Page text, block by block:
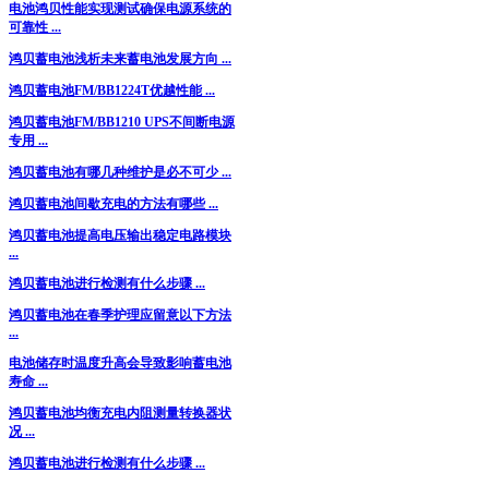
电池鸿贝性能实现测试确保电源系统的
可靠性 ...
鸿贝蓄电池浅析未来蓄电池发展方向 ...
鸿贝蓄电池FM/BB1224T优越性能 ...
鸿贝蓄电池FM/BB1210 UPS不间断电源
专用 ...
鸿贝蓄电池有哪几种维护是必不可少 ...
鸿贝蓄电池间歇充电的方法有哪些 ...
鸿贝蓄电池提高电压输出稳定电路模块
...
鸿贝蓄电池进行检测有什么步骤 ...
鸿贝蓄电池在春季护理应留意以下方法
...
电池储存时温度升高会导致影响蓄电池
寿命 ...
鸿贝蓄电池均衡充电内阻测量转换器状
况 ...
鸿贝蓄电池进行检测有什么步骤 ...